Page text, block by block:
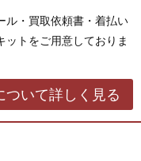
ル・買取依頼書・着払い
ットをご用意しておりま
ついて詳しく見る